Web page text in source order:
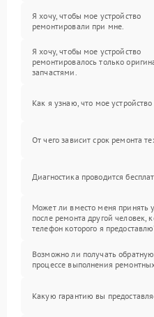
Я хочу, чтобы мое устройство
ремонтировали при мне.
Я хочу, чтобы мое устройство
ремонтировалось только
запчастями.
Как я узнаю, что мое устройство
От чего зависит срок ремонта
Диагностика проводится
Может ли вместо меня принять
после ремонта другой человек,
телефон которого я
Возможно ли получать
процессе выполнения
Какую гарантию вы